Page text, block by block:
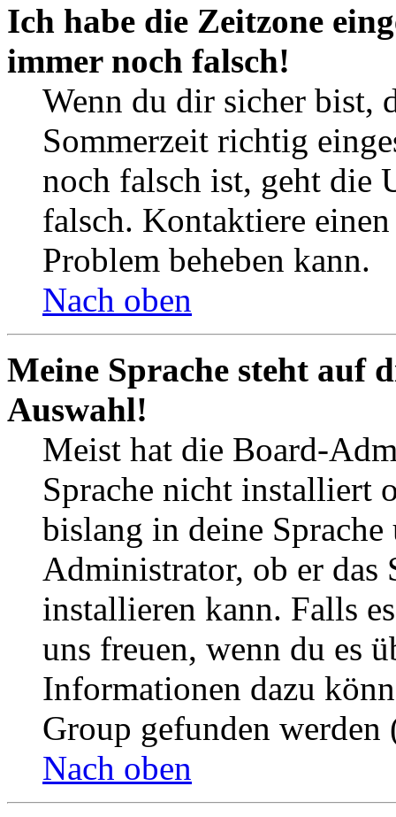
Ich habe die Zeitzone
immer noch falsch!
Wenn du dir sicher bist,
Sommerzeit richtig
noch falsch ist, geht die
falsch. Kontaktiere
Problem beheben kann.
Nach oben
Meine Sprache steht auf
Auswahl!
Meist hat die Board-
Sprache nicht installiert
bislang in deine
Administrator, ob er das
installieren kann. Falls
uns freuen, wenn du es
Informationen dazu
Group gefunden
Nach oben